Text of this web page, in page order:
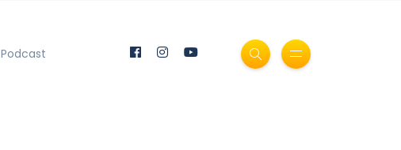
Podcast